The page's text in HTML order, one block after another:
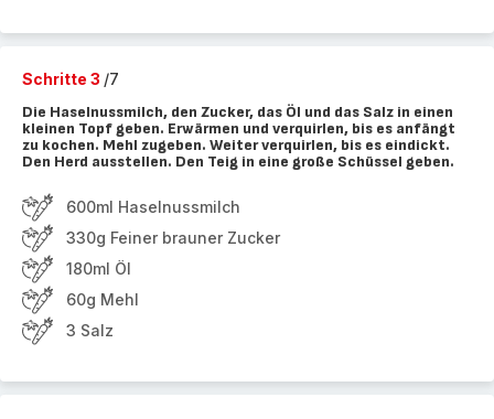
Schritte 3 /7
Die Haselnussmilch, den Zucker, das Öl und das Salz in einen
kleinen Topf geben. Erwärmen und verquirlen, bis es anfängt
zu kochen. Mehl zugeben. Weiter verquirlen, bis es eindickt.
Den Herd ausstellen. Den Teig in eine große Schüssel geben.
600ml Haselnussmilch
330g Feiner brauner Zucker
180ml Öl
60g Mehl
3 Salz